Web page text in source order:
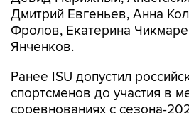
Дмитрий Евгеньев, Анна
Фролов, Екатерина
Янченков.
Ранее ISU допустил
спортсменов до участия в